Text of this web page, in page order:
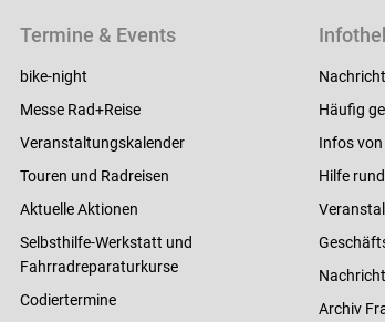
Termine & Events
bike-night
Messe Rad+Reise
Veranstaltungskalender
Touren und Radreisen
Aktuelle Aktionen
Selbsthilfe-Werkstatt und
Fahrradreparaturkurse
Codiertermine
Häufig
Infos von
Hilfe
Archiv